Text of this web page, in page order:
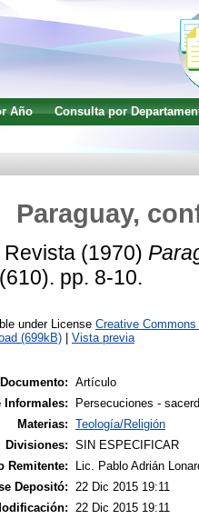
Año
Consulta por
Paraguay,
Revista (1970)
pp. 8-10.
under License Creative
(699kB)
Vista previa
Artículo
Informales:
Persecuciones -
Materias: Teología/Religión
Divisiones: SIN ESPECIFICAR
Remitente:
Lic. Pablo Adrián
Depositó: 22 Dic 2015 19:11
22 Dic 2015 19:11